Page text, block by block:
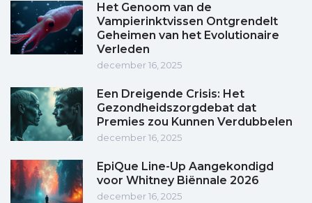
Het Genoom van de
Vampierinktvissen Ontgrendelt
Geheimen van het Evolutionaire
Verleden
december 16, 2025
Een Dreigende Crisis: Het
Gezondheidszorgdebat dat
Premies zou Kunnen Verdubbelen
december 16, 2025
EpiQue Line-Up Aangekondigd
voor Whitney Biënnale 2026
december 16, 2025